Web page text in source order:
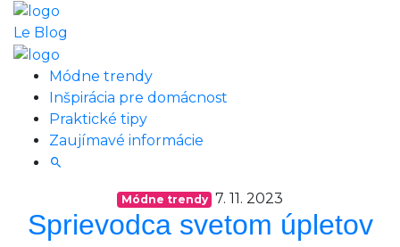
Le Blog
Módne trendy
Inšpirácia pre domácnost
Praktické tipy
Zaujímavé informácie
Módne trendy 7. 11. 2023
Sprievodca svetom úpletov